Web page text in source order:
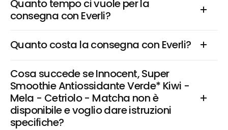
Quanto tempo ci vuole per la
consegna con Everli?
Quanto costa la consegna con Everli?
Cosa succede se Innocent, Super
Smoothie Antiossidante Verde* Kiwi -
Mela - Cetriolo - Matcha non è
disponibile e voglio dare istruzioni
specifiche?